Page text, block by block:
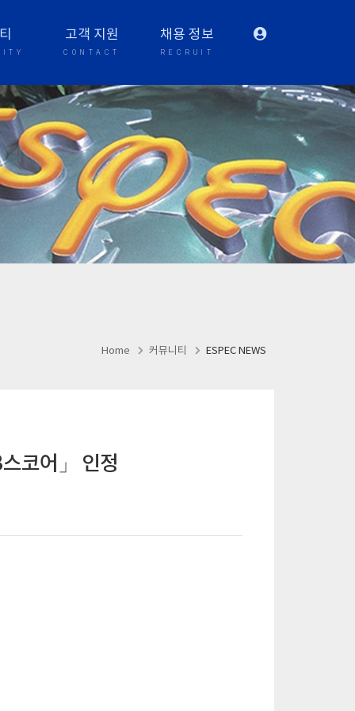
고객 지원
CONTACT
채용 정보
RECRUIT
Home 커뮤니티 ESPEC NEWS
코어」 인정